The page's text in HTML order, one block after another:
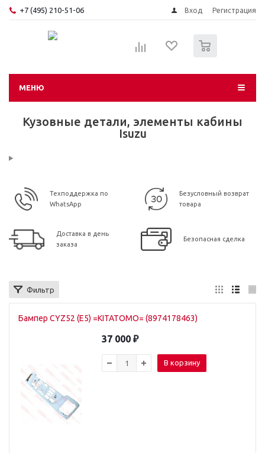
+7 (495) 210-51-06 Вход Регистрация
МЕНЮ
Кузовные детали, элементы кабины
Isuzu
Техподдержка по
WhatsApp
Безусловный возврат
товара
Доставка в день
заказа
Безопасная сделка
Фильтр
Бампер CYZ52 (E5) =KITATOMO= (8974178463)
37 000 ₽
В корзину